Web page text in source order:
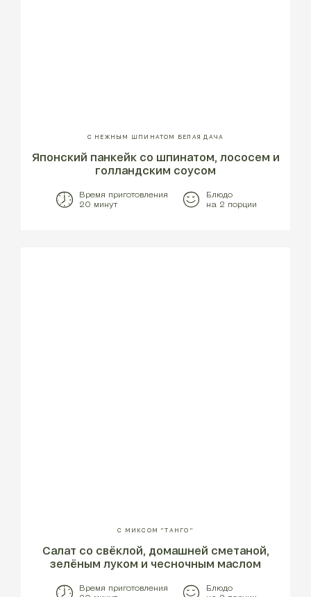
С НЕЖНЫМ ШПИНАТОМ БЕЛАЯ ДАЧА
Японский панкейк со шпинатом, лососем и
голландским соусом
Время приготовления
20 минут
Блюдо
на 2 порции
С МИКСОМ "ТАНГО"
Cалат со свёклой, домашней сметаной,
зелёным луком и чесночным маслом
Время приготовления
Блюдо